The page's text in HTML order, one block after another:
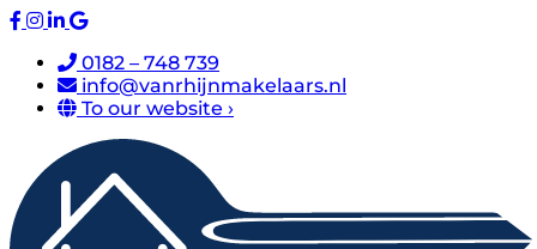
0182 – 748 739
info@vanrhijnmakelaars.nl
To our website ›